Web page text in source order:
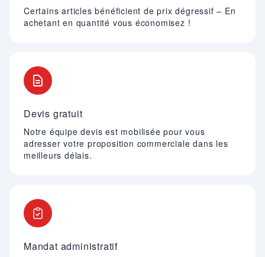
Certains articles bénéficient de prix dégressif – En
achetant en quantité vous économisez !
Devis gratuit
Notre équipe devis est mobilisée pour vous
adresser votre proposition commerciale dans les
meilleurs délais.
Mandat administratif